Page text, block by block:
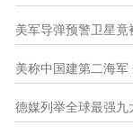
美军导弹预警卫星
美称中国建第二海
德媒列举全球最强九